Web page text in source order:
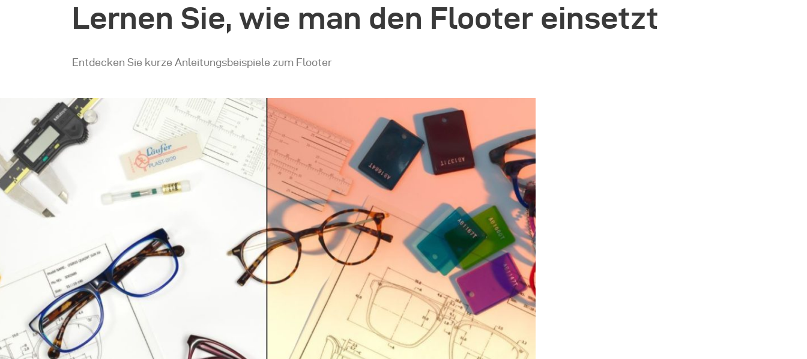
Lernen Sie, wie man den Flooter einsetzt
Entdecken Sie kurze Anleitungsbeispiele zum Flooter